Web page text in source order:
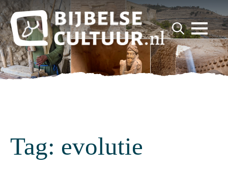
Search
for:
for:
Tag: evolutie